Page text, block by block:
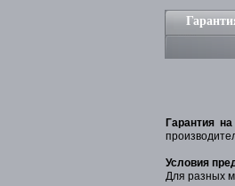
Гарантия
Условия
Для разных